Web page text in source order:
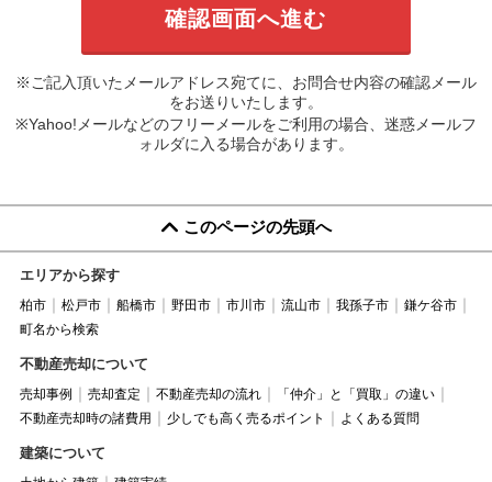
※ご記入頂いたメールアドレス宛てに、お問合せ内容の確認メール
をお送りいたします。
※Yahoo!メールなどのフリーメールをご利用の場合、迷惑メールフ
ォルダに入る場合があります。
このページの先頭へ
エリアから探す
柏市 松戸市 船橋市 野田市 市川市 流山市 我孫子市
鎌ケ谷市
町名から検索
不動産売却について
売却事例 売却査定 不動産売却の流れ
「仲介」と「買取」の違い
不動産売却時の諸費用
少しでも高く売るポイント よくある質問
建築について